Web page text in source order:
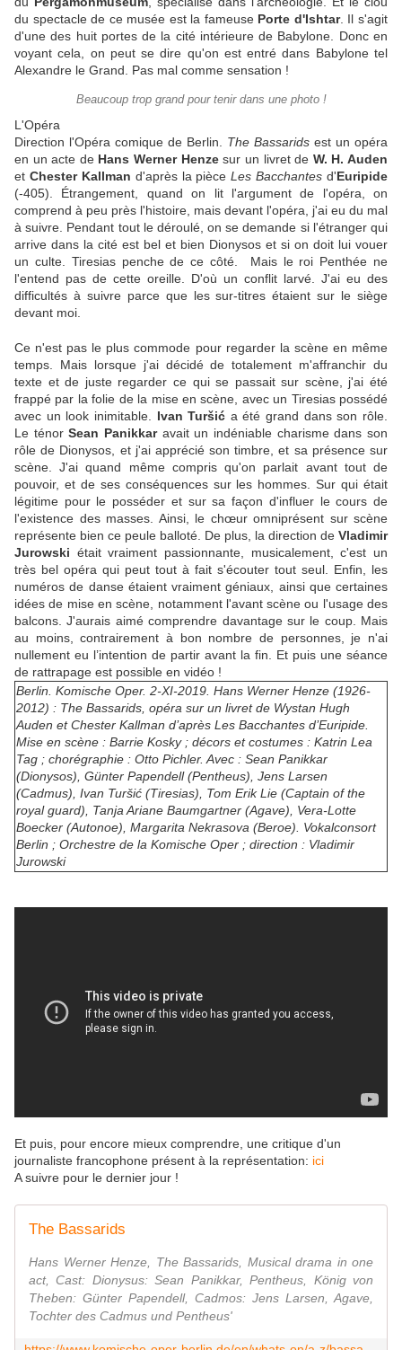
du spectacle de ce musée est la fameuse Porte d'Ishtar. Il s'agit
d'une des huit portes de la cité intérieure de Babylone. Donc en
voyant cela, on peut se dire qu'on est entré dans Babylone tel
Alexandre le Grand. Pas mal comme sensation !
Beaucoup trop grand pour tenir dans une photo !
L'Opéra
Direction l'Opéra comique de Berlin. The Bassarids est un opéra
en un acte de Hans Werner Henzesur un livret de W. H. Auden
et Chester Kallman d'après la pièceLes Bacchantes d'Euripide
(-405). Étrangement, quand on lit l'argument de l'opéra, on
comprend à peu près l'histoire, mais devant l'opéra, j'ai eu du mal
à suivre. Pendant tout le déroulé, on se demande si l'étranger qui
arrive dans la cité est bel et bien Dionysos et si on doit lui vouer
un culte. Tiresias penche de ce côté. Mais le roi Penthée ne
l'entend pas de cette oreille. D'où un conflit larvé. J'ai eu des
difficultés à suivre parce que les sur-titres étaient sur le siège
devant moi.
Ce n'est pas le plus commode pour regarder la scène en même
temps. Mais lorsque j'ai décidé de totalement m'affranchir du
texte et de juste regarder ce qui se passait sur scène, j'ai été
frappé par la folie de la mise en scène, avec un Tiresias possédé
avec un look inimitable. Ivan Turšić a été grand dans son rôle.
Le ténorSean Panikkar avait un indéniable charisme dans son
rôle de Dionysos, et j'ai apprécié son timbre, et sa présence sur
scène. J'ai quand même compris qu'on parlait avant tout de
pouvoir, et de ses conséquences sur les hommes. Sur qui était
légitime pour le posséder et sur sa façon d'influer le cours de
l'existence des masses. Ainsi, le chœur omniprésent sur scène
représente bien ce peule balloté. De plus, la direction de Vladimir
Jurowski était vraiment passionnante, musicalement, c'est un
très bel opéra qui peut tout à fait s'écouter tout seul. Enfin, les
numéros de danse étaient vraiment géniaux, ainsi que certaines
idées de mise en scène, notamment l'avant scène ou l'usage des
balcons. J'aurais aimé comprendre davantage sur le coup. Mais
au moins, contrairement à bon nombre de personnes, je n'ai
nullement eu l’intention de partir avant la fin. Et puis une séance
de rattrapage est possible en vidéo !
Berlin. Komische Oper. 2-XI-2019. Hans Werner Henze (1926-
2012) : The Bassarids, opéra sur un livret de Wystan Hugh
Auden et Chester Kallman d’après Les Bacchantes d’Euripide.
Mise en scène : Barrie Kosky ; décors et costumes : Katrin Lea
Tag ; chorégraphie : Otto Pichler. Avec : Sean Panikkar
(Dionysos), Günter Papendell (Pentheus), Jens Larsen
(Cadmus), Ivan Turšić (Tiresias), Tom Erik Lie (Captain of the
royal guard), Tanja Ariane Baumgartner (Agave), Vera-Lotte
Boecker (Autonoe), Margarita Nekrasova (Beroe). Vokalconsort
Berlin ; Orchestre de la Komische Oper ; direction : Vladimir
Jurowski
Et puis, pour encore mieux comprendre, une critique d'un
journaliste francophone présent à la représentation: ici
A suivre pour le dernier jour !
The Bassarids
Hans Werner Henze, The Bassarids, Musical drama in one
act, Cast: Dionysus: Sean Panikkar, Pentheus, König von
Theben: Günter Papendell, Cadmos: Jens Larsen, Agave,
Tochter des Cadmus und Pentheus'